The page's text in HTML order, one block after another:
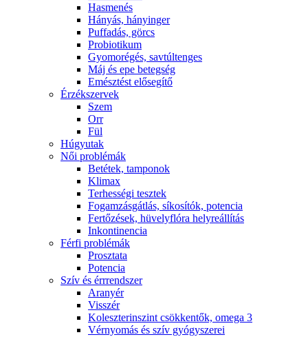
Hasmenés
Hányás, hányinger
Puffadás, görcs
Probiotikum
Gyomorégés, savtúltenges
Máj és epe betegség
Emésztést elősegítő
Érzékszervek
Szem
Orr
Fül
Húgyutak
Női problémák
Betétek, tamponok
Klimax
Terhességi tesztek
Fogamzásgátlás, síkosítók, potencia
Fertőzések, hüvelyflóra helyreállítás
Inkontinencia
Férfi problémák
Prosztata
Potencia
Szív és érrrendszer
Aranyér
Visszér
Koleszterinszint csökkentők, omega 3
Vérnyomás és szív gyógyszerei